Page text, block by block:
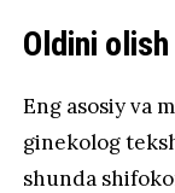
Oldini olish
Eng asosiy va
ginekolog
shunda